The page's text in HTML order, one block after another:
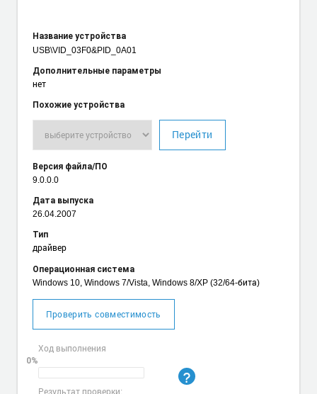
Название устройства
USB\VID_03F0&PID_0A01
Дополнительные параметры
нет
Похожие устройства
Перейти
Версия файла/ПО
9.0.0.0
Дата выпуска
26.04.2007
Тип
драйвер
Операционная система
Windows 10, Windows 7/Vista, Windows 8/XP (32/64-бита)
Проверить совместимость
Ход выполнения
0%
Результат проверки: